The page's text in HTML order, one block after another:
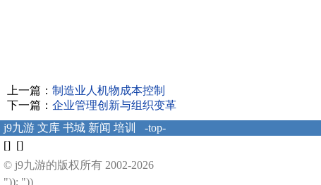
上一篇： 制造业人机物成本控制
下一篇： 企业管理创新与组织变革
j9九游 文库 书城 新闻 培训
-top-
[] []
© j9九游的版权所有 2002-2026
")); "))